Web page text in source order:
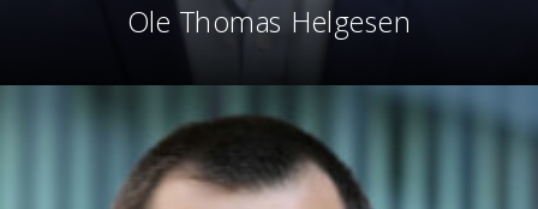
Ole Thomas Helgesen